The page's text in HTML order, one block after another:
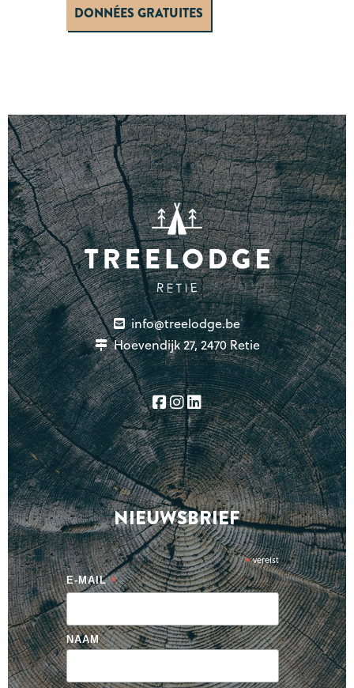
DONNÉES GRATUITES
info@treelodge.be
Hoevendijk 27, 2470 Retie
NIEUWSBRIEF
*vereist
E-MAIL*
NAAM